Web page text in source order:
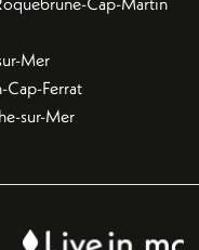
Mer
Cap-Ferrat
sur-Mer